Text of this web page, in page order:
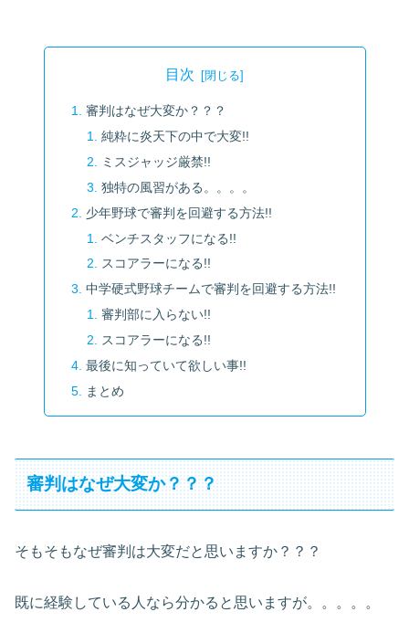
目次
審判はなぜ大変か？？？
純粋に炎天下の中で大変!!
ミスジャッジ厳禁!!
独特の風習がある。。。。
少年野球で審判を回避する方法!!
ベンチスタッフになる!!
スコアラーになる!!
中学硬式野球チームで審判を回避する方法!!
審判部に入らない!!
スコアラーになる!!
最後に知っていて欲しい事!!
まとめ
審判はなぜ大変か？？？
そもそもなぜ審判は大変だと思いますか？？？
既に経験している人なら分かると思いますが。。。。。